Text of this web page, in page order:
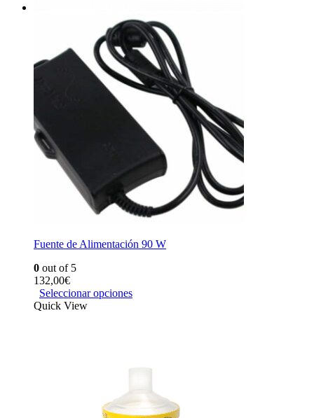
Fuente de Alimentación 90 W
0 out of 5
132,00€
Seleccionar opciones
Quick View